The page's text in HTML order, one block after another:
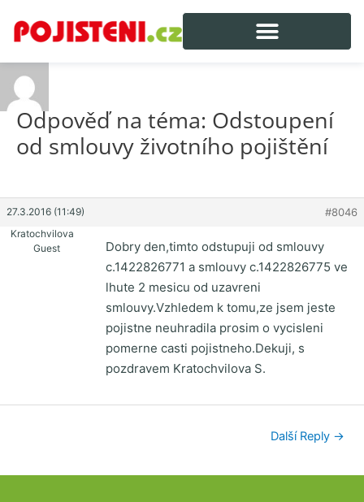
Odpověď na téma: Odstoupení
od smlouvy životního pojištění
27.3.2016 (11:49) #8046
Kratochvilova
Guest
Dobry den,timto odstupuji od smlouvy
c.1422826771 a smlouvy c.1422826775 ve
lhute 2 mesicu od uzavreni
smlouvy.Vzhledem k tomu,ze jsem jeste
pojistne neuhradila prosim o vycisleni
pomerne casti pojistneho.Dekuji, s
pozdravem Kratochvilova S.
Další Reply →